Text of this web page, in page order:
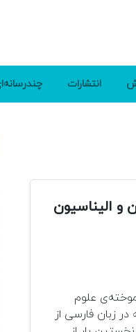
انتشارات
و الیناسیون
علوم
زبان فارسی از